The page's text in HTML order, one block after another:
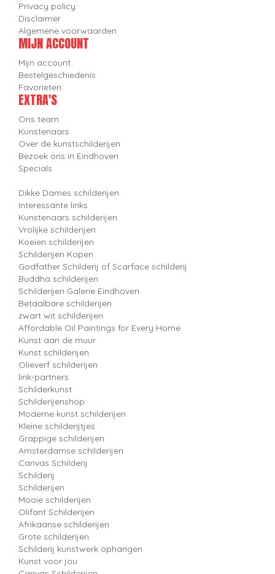
Privacy policy
Disclaimer
Algemene voorwaarden
MIJN ACCOUNT
Mijn account
Bestelgeschiedenis
Favorieten
EXTRA'S
Ons team
Kunstenaars
Over de kunstschilderijen
Bezoek ons in Eindhoven
Specials
Dikke Dames schilderijen
Interessante links
Kunstenaars schilderijen
Vrolijke schilderijen
Koeien schilderijen
Schilderijen Kopen
Godfather Schilderij of Scarface schilderij
Buddha schilderijen
Schilderijen Galerie Eindhoven
Betaalbare schilderijen
zwart wit schilderijen
Affordable Oil Paintings for Every Home
Kunst aan de muur
Kunst schilderijen
Olieverf schilderijen
link-partners
Schilderkunst
Schilderijenshop
Moderne kunst schilderijen
Kleine schilderijtjes
Grappige schilderijen
Amsterdamse schilderijen
Canvas Schilderij
Schilderij
Schilderijen
Mooie schilderijen
Olifant Schilderijen
Afrikaanse schilderijen
Grote schilderijen
Schilderij kunstwerk ophangen
Kunst voor jou